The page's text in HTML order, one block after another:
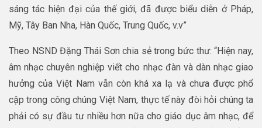
sáng tác hiện đại của thế giới, đã được biểu diễn ở Pháp,
Mỹ, Tây Ban Nha, Hàn Quốc, Trung Quốc, v.v”
Theo NSND Đặng Thái Sơn chia sẻ trong bức thư: “Hiện nay,
âm nhạc chuyên nghiệp viết cho nhạc đàn và dàn nhạc giao
hưởng của Việt Nam vẫn còn khá xa lạ và chưa được phổ
cập trong công chúng Việt Nam, thực tế này đòi hỏi chúng ta
phải có sự đầu tư nhiều hơn nữa cho giáo dục âm nhạc, để